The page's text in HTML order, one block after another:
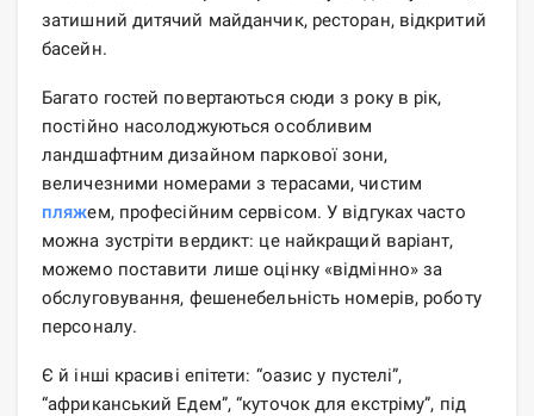
затишний дитячий майданчик, ресторан, відкритий
басейн.
Багато гостей повертаються сюди з року в рік,
постійно насолоджуються особливим
ландшафтним дизайном паркової зони,
величезними номерами з терасами, чистим
пляжем, професійним сервісом. У відгуках часто
можна зустріти вердикт: це найкращий варіант,
можемо поставити лише оцінку «відмінно» за
обслуговування, фешенебельність номерів, роботу
персоналу.
Є й інші красиві епітети: “оазис у пустелі”,
“африканський Едем”, “куточок для екстріму”, під